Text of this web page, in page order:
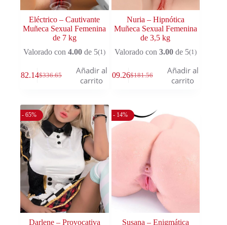
Eléctrico – Cautivante
Muñeca Sexual Femenina
de 7 kg
Valorado con4.00 de 5(1)
$336.65
282.14
Añadir al
carrito
Nuria – Hipnótica
Muñeca Sexual Femenina
de 3,5 kg
Valorado con 3.00de 5(1)
$181.56
$ 109.26
Añadir al
carrito
- 65%
Darlene – Provocativa
- 14%
Susana – Enigmática